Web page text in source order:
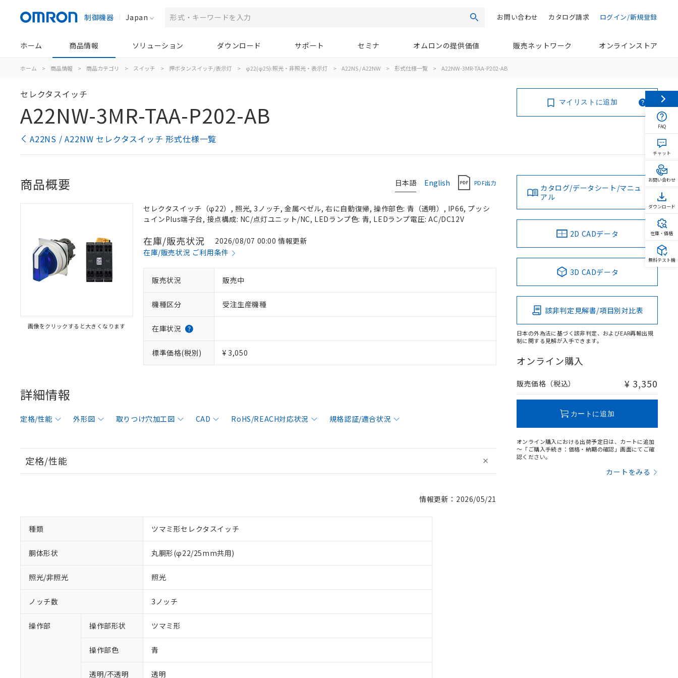
制御機器 Japan 検索 ログイン/新規登録
カタログ請求
お問い合わせ
ホーム 商品情報 ソリューション ダウンロード サポート セミナ オムロンの提供価値 販売ネットワーク オンラインストア
ホーム > 商品情報 > 商品カテゴリ > スイッチ > 押ボタンスイッチ/表示灯 > φ22(φ25):照光・非照光・表示灯 > A22NS / A22NW > 形式仕様一覧 > A22NW-3MR-TAA-P202-AB
セレクタスイッチ
A22NW-3MR-TAA-P202-AB
A22NS / A22NW セレクタスイッチ 形式仕様一覧
マイリストに追加
日本語 English PDF出力
商品概要
画像をクリックすると大きくなります
セレクタスイッチ（φ22）, 照光, 3ノッチ, 金属ベゼル, 右に自動復帰, 操作部色: 青（透明）, IP66, プッシ
ュインPlus端子台, 接点構成: NC/点灯ユニット/NC, LEDランプ色: 青, LEDランプ電圧: AC/DC12V
在庫/販売状況
2026/08/07 00:00 情報更新
在庫/販売状況 ご利用条件
販売状況 販売中
機種区分 受注生産機種
在庫状況
標準価格(税別) ¥ 3,050
詳細情報
定格/性能 外形図 取りつけ穴加工図 CAD RoHS/REACH対応状況 規格認証/適合状況
定格/性能
情報更新：2026/05/21
種類 ツマミ形セレクタスイッチ
胴体形状 丸胴形(φ22/25mm共用)
照光/非照光 照光
ノッチ数 3ノッチ
操作部 操作部形状 ツマミ形
操作部色 青
透明/不透明 透明
カタログ/データシート/マニュ
アル
2D CADデータ
3D CADデータ
該非判定見解書/項目別対比表
日本の外為法に基づく該非判定、およびEAR再輸出規
制に関する見解が入手できます。
オンライン購入
販売価格（税込） ¥ 3,350
カートに追加
オンライン購入における出荷予定日は、カートに追加
～「ご購入手続き：価格・納期の確認」画面にてご確
認ください。
カートをみる
FAQ
チャット
お問い合わせ
ダウンロード
在庫・価格
無料テスト機